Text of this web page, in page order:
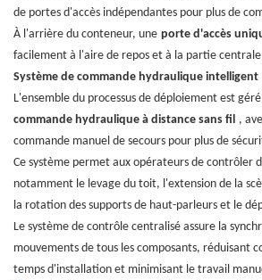
de portes d'accès indépendantes pour plus de
À l'arrière du conteneur, une porte d'accès
facilement à l'aire de repos et à la partie
Système de commande hydraulique intelligent
L'ensemble du processus de déploiement est
commande hydraulique à distance sans fil ,
commande manuel de secours pour plus de
Ce système permet aux opérateurs de contrôler
notamment le levage du toit, l'extension de la
la rotation des supports de haut-parleurs et le
Le système de contrôle centralisé assure la
mouvements de tous les composants, réduisant
temps d'installation et minimisant le travail